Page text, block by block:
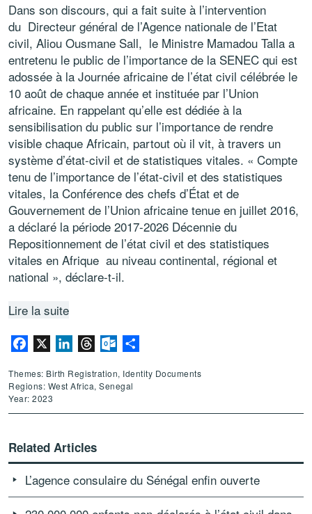
Dans son discours, qui a fait suite à l’intervention
du Directeur général de l’Agence nationale de l’Etat
civil, Aliou Ousmane Sall, le Ministre Mamadou Talla a
entretenu le public de l’importance de la SENEC qui est
adossée à la Journée africaine de l’état civil célébrée le
10 août de chaque année et instituée par l’Union
africaine. En rappelant qu’elle est dédiée à la
sensibilisation du public sur l’importance de rendre
visible chaque Africain, partout où il vit, à travers un
système d’état-civil et de statistiques vitales. « Compte
tenu de l’importance de l’état-civil et des statistiques
vitales, la Conférence des chefs d’État et de
Gouvernement de l’Union africaine tenue en juillet 2016,
a déclaré la période 2017-2026 Décennie du
Repositionnement de l’état civil et des statistiques
vitales en Afrique au niveau continental, régional et
national », déclare-t-il.
Lire la suite
Facebook LinkedInThreadsOutlook.com
Themes: Birth Registration, Identity Documents
Regions: West Africa, Senegal
Year: 2023
Related Articles
L’agence consulaire du Sénégal enfin ouverte